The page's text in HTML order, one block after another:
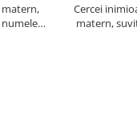
matern,
Cercei
matern,